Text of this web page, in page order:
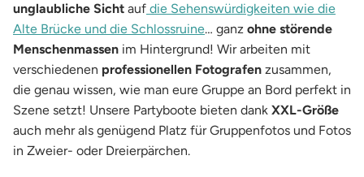
unglaubliche Sicht auf die Sehenswürdigkeiten wie die
Alte Brücke und die Schlossruine… ganz ohne störende
Menschenmassen im Hintergrund! Wir arbeiten mit
verschiedenen professionellen Fotografen zusammen,
die genau wissen, wie man eure Gruppe an Bord perfekt in
Szene setzt! Unsere Partyboote bieten dank XXL-Größe
auch mehr als genügend Platz für Gruppenfotos und Fotos
in Zweier- oder Dreierpärchen.